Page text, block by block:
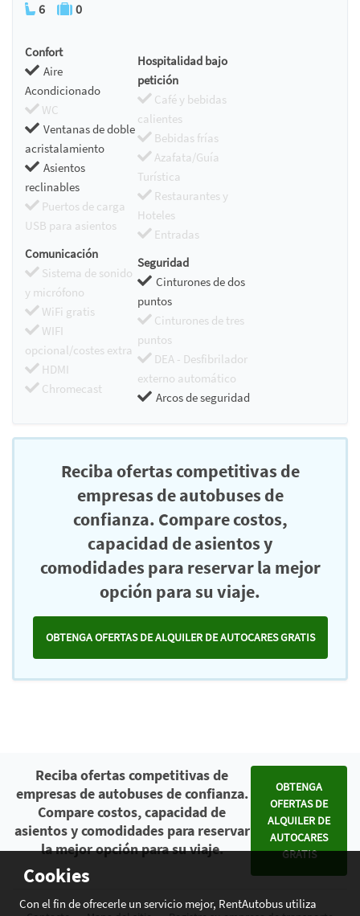
6 0
Confort
Aire
Acondicionado
WC
Ventanas de doble
acristalamiento
Asientos
reclinables
Puertos de carga
USB para asientos
Hospitalidad bajo
petición
Café y bebidas
calientes
Bebidas frías
Azafata/Guía
Turística
Restaurantes y
Hoteles
Entradas
Comunicación
Sistema de sonido
y micrófono
WiFi gratis
WIFI
opcional/costes extra
HDMI
Chromecast
Seguridad
Cinturones de dos
puntos
Cinturones de tres
puntos
DEA - Desfibrilador
externo automático
Arcos de seguridad
Reciba ofertas competitivas de
empresas de autobuses de
confianza. Compare costos,
capacidad de asientos y
comodidades para reservar la mejor
opción para su viaje.
OBTENGA OFERTAS DE ALQUILER DE AUTOCARES GRATIS
Cookies
Con el fin de ofrecerle un servicio mejor, RentAutobus utiliza
Reciba ofertas competitivas de
empresas de autobuses de confianza.
Compare costos, capacidad de
asientos y comodidades para reservar
la mejor opción para su viaje.
OBTENGA
OFERTAS DE
ALQUILER DE
AUTOCARES
GRATIS